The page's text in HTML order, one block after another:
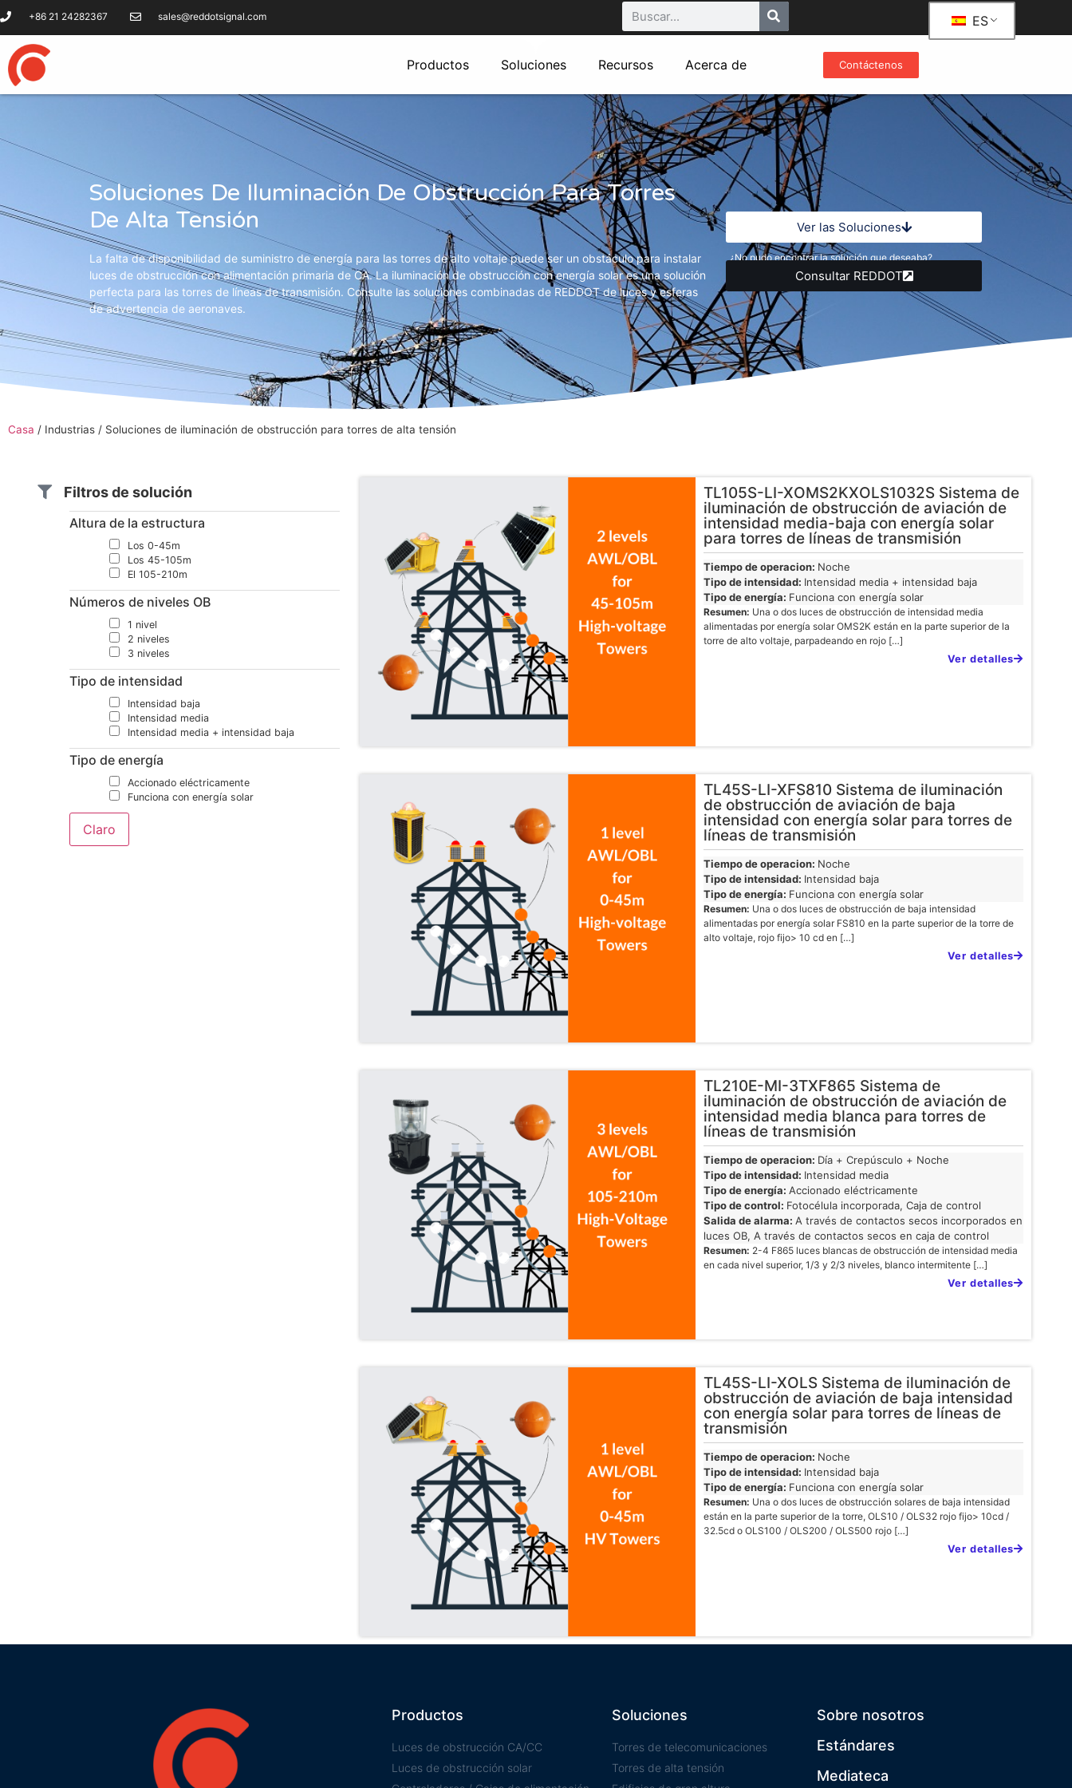
+86 21 24282367 sales@reddotsignal.com ES
Productos Soluciones Recursos Acerca de Contáctenos
Soluciones De Iluminación De Obstrucción Para Torres
De Alta Tensión
La falta de disponibilidad de suministro de energía para las torres de alto voltaje puede ser un obstáculo para instalar
luces de obstrucción con alimentación primaria de CA. La iluminación de obstrucción con energía solar es una solución
perfecta para las torres de líneas de transmisión. Consulte las soluciones combinadas de REDDOT de luces y esferas
de advertencia de aeronaves.
Ver las Soluciones
¿No pudo encontrar la solución que deseaba?
Consultar REDDOT
Casa / Industrias / Soluciones de iluminación de obstrucción para torres de alta tensión
Filtros de solución
Altura de la estructura
Los 0-45m
Los 45-105m
El 105-210m
Números de niveles OB
1 nivel
2 niveles
3 niveles
Tipo de intensidad
Intensidad baja
Intensidad media
Intensidad media + intensidad baja
Tipo de energía
Accionado eléctricamente
Funciona con energía solar
TL105S-LI-XOMS2KXOLS1032S Sistema de
iluminación de obstrucción de aviación de
intensidad media-baja con energía solar
para torres de líneas de transmisión
Tiempo de operacion: Noche
Tipo de intensidad: Intensidad media + intensidad baja
Tipo de energía: Funciona con energía solar
Resumen: Una o dos luces de obstrucción de intensidad media
alimentadas por energía solar OMS2K están en la parte superior de la
torre de alto voltaje, parpadeando en rojo […]
Ver detalles
TL45S-LI-XFS810 Sistema de iluminación
de obstrucción de aviación de baja
intensidad con energía solar para torres de
líneas de transmisión
Tiempo de operacion: Noche
Tipo de intensidad: Intensidad baja
Tipo de energía: Funciona con energía solar
Resumen: Una o dos luces de obstrucción de baja intensidad
alimentadas por energía solar FS810 en la parte superior de la torre de
alto voltaje, rojo fijo> 10 cd en […]
Ver detalles
TL210E-MI-3TXF865 Sistema de
iluminación de obstrucción de aviación de
intensidad media blanca para torres de
líneas de transmisión
Tiempo de operacion: Día + Crepúsculo + Noche
Tipo de intensidad: Intensidad media
Tipo de energía:Accionado eléctricamente
Tipo de control: Fotocélula incorporada, Caja de control
Salida de alarma:A través de contactos secos incorporados en
luces OB, A través de contactos secos en caja de control
Resumen: 2-4 F865 luces blancas de obstrucción de intensidad media
en cada nivel superior, 1/3 y 2/3 niveles, blanco intermitente […]
Ver detalles
TL45S-LI-XOLS Sistema de iluminación de
obstrucción de aviación de baja intensidad
con energía solar para torres de líneas de
transmisión
Tiempo de operacion: Noche
Tipo de intensidad: Intensidad baja
Tipo de energía: Funciona con energía solar
Resumen: Una o dos luces de obstrucción solares de baja intensidad
están en la parte superior de la torre, OLS10 / OLS32 rojo fijo> 10cd /
32.5cd o OLS100 / OLS200 / OLS500 rojo […]
Ver detalles
Productos
Luces de obstrucción CA/CC
Luces de obstrucción solar
Soluciones
Torres de telecomunicaciones
Torres de alta tensión
Sobre nosotros
Estándares
Mediateca